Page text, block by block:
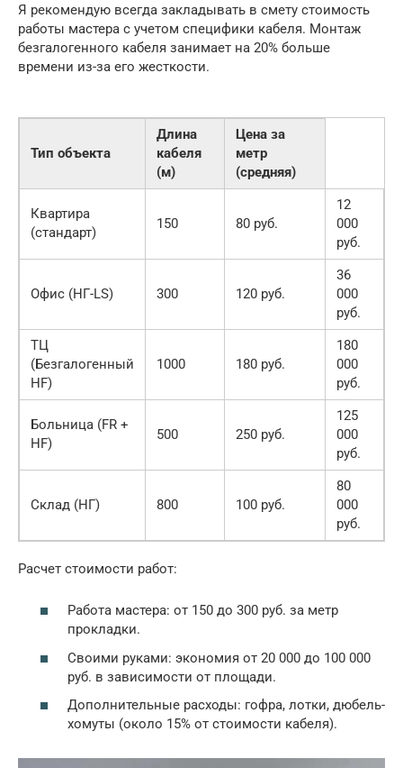
Я рекомендую всегда закладывать в смету стоимость
работы мастера с учетом специфики кабеля. Монтаж
безгалогенного кабеля занимает на 20% больше
времени из-за его жесткости.
Тип объекта
Длина
кабеля
(м)
Цена за
метр
(средняя)
Квартира
(стандарт)
150 80 руб.
12
000
руб.
Офис (НГ-LS) 300 120 руб.
36
000
руб.
ТЦ
(Безгалогенный
HF)
1000 180 руб.
180
000
руб.
Больница (FR +
HF)
500 250 руб.
125
000
руб.
Склад (НГ) 800 100 руб.
80
000
руб.
Расчет стоимости работ:
Работа мастера: от 150 до 300 руб. за метр
прокладки.
Своими руками: экономия от 20 000 до 100 000
руб. в зависимости от площади.
Дополнительные расходы: гофра, лотки, дюбель-
хомуты (около 15% от стоимости кабеля).